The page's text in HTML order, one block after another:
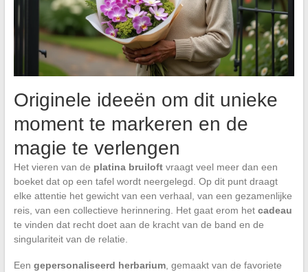
Originele ideeën om dit unieke
moment te markeren en de
magie te verlengen
Het vieren van de platina bruiloftvraagt veel meer dan een
boeket dat op een tafel wordt neergelegd. Op dit punt draagt
elke attentie het gewicht van een verhaal, van een gezamenlijke
reis, van een collectieve herinnering. Het gaat erom het cadeau
te vinden dat recht doet aan de kracht van de band en de
singulariteit van de relatie.
Een gepersonaliseerd herbarium, gemaakt van de favoriete